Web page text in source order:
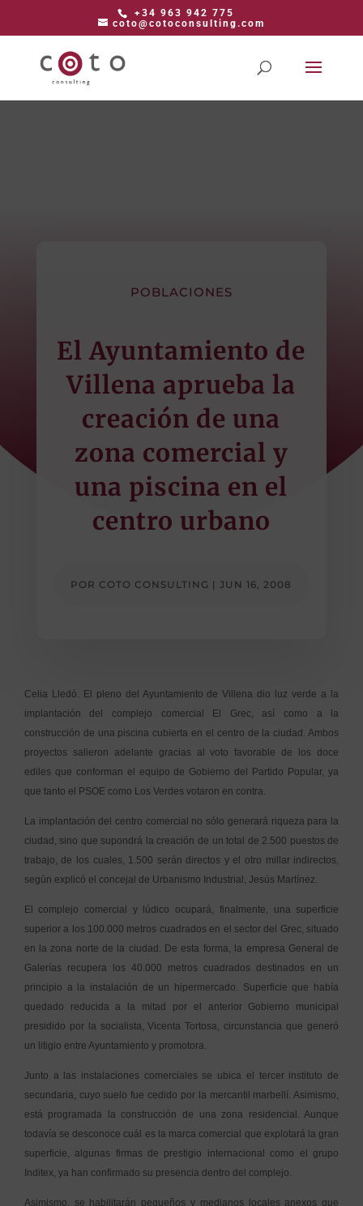
+34 963 942 775
coto@cotoconsulting.com
POBLACIONES
El Ayuntamiento de
Villena aprueba la
creación de una
zona comercial y
una piscina en el
centro urbano
POR COTO CONSULTING |JUN 16, 2008
Celia Lledó. El pleno del Ayuntamiento de Villena dio luz verde a la
implantación del complejo comercial El Grec, así como a la
construcción de una piscina cubierta en el centro de la ciudad. Ambos
proyectos salieron adelante gracias al voto favorable de los doce
ediles que conforman el equipo de Gobierno del Partido Popular, ya
que tanto el PSOE como Los Verdes votaron en contra.
La implantación del centro comercial no sólo generará riqueza para la
ciudad, sino que supondrá la creación de un total de 2.500 puestos de
trabajo, de los cuales, 1.500 serán directos y el otro millar indirectos,
según explicó el concejal de Urbanismo Industrial, Jesús Martínez.
El complejo comercial y lúdico ocupará, finalmente, una superficie
superior a los 100.000 metros cuadrados en el sector del Grec, situado
en la zona norte de la ciudad. De esta forma, la empresa General de
Galerías recupera los 40.000 metros cuadrados destinados en un
principio a la instalación de un hipermercado. Superficie que había
quedado reducida a la mitad por el anterior Gobierno municipal
presidido por la socialista, Vicenta Tortosa, circunstancia que generó
un litigio entre Ayuntamiento y promotora.
Junto a las instalaciones comerciales se ubica el tercer instituto de
secundaria, cuyo suelo fue cedido por la mercantil marbellí. Asimismo,
está programada la construcción de una zona residencial. Aunque
todavía se desconoce cuál es la marca comercial que explotará la gran
superficie, algunas firmas de prestigio internacional como el grupo
Inditex, ya han confirmado su presencia dentro del complejo.
Asimismo, se habilitarán pequeños y medianos locales anexos que